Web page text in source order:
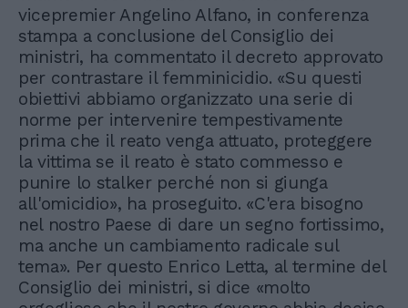
vicepremier Angelino Alfano, in conferenza
stampa a conclusione del Consiglio dei
ministri, ha commentato il decreto approvato
per contrastare il femminicidio. «Su questi
obiettivi abbiamo organizzato una serie di
norme per intervenire tempestivamente
prima che il reato venga attuato, proteggere
la vittima se il reato è stato commesso e
punire lo stalker perché non si giunga
all'omicidio», ha proseguito. «C'era bisogno
nel nostro Paese di dare un segno fortissimo,
ma anche un cambiamento radicale sul
tema». Per questo Enrico Letta, al termine del
Consiglio dei ministri, si dice «molto